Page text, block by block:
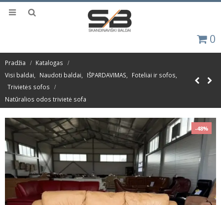
0
Pradžia
Katalogas
Visi baldai, Naudoti baldai, IŠPARDAVIMAS, Foteliai ir sofos,
Trivietės sofos
Natūralios odos trivietė sofa
-48%